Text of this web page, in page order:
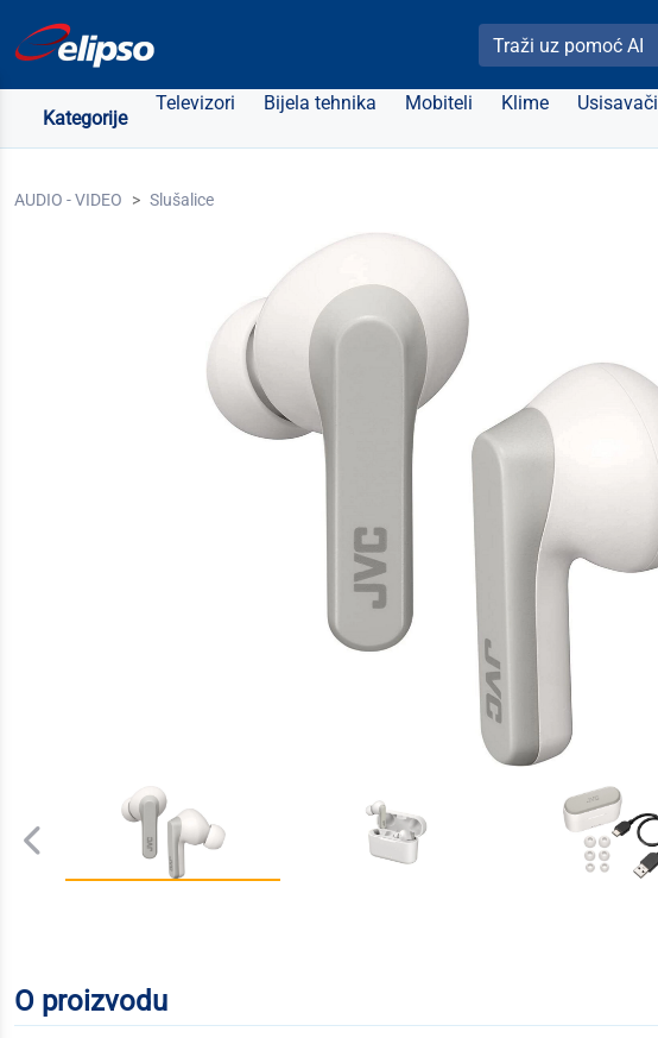
Pretraži Elipso
Kategorije
Televizori Bijela tehnika Mobiteli Klime Usisavači
AUDIO - VIDEO Slušalice
O proizvodu